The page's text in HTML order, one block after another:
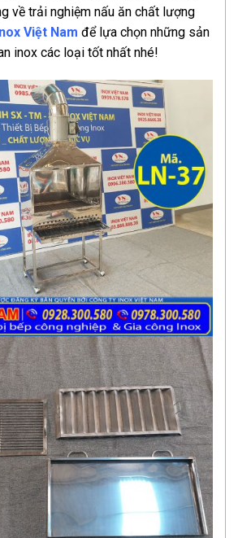
về trải nghiệm nấu ăn chất lượng
Việt Nam để lựa chọn những sản
inox các loại tốt nhất nhé!